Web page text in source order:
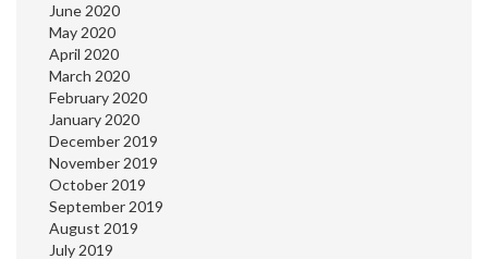
June 2020
May 2020
April 2020
March 2020
February 2020
January 2020
December 2019
November 2019
October 2019
September 2019
August 2019
July 2019